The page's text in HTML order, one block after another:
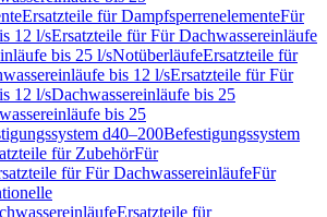
Ersatzteile für DampfsperrenelementeFür
12 l/sErsatzteile für Für Dachwassereinläufe
bis 25 l/sNotüberläufeErsatzteile für
bis 12 l/sErsatzteile für Für
12 l/sDachwassereinläufe bis 25
bis 25
d40–200Befestigungssystem
für ZubehörFür
für Für DachwassereinläufeFür
Ersatzteile für